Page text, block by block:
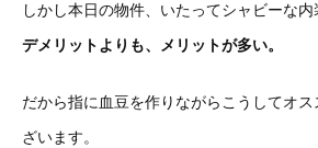
しかし本日の物件、いたってシャビーな内
デメリットよりも、メリットが多い。
だから指に血豆を作りながらこうしてオ
ざいます。